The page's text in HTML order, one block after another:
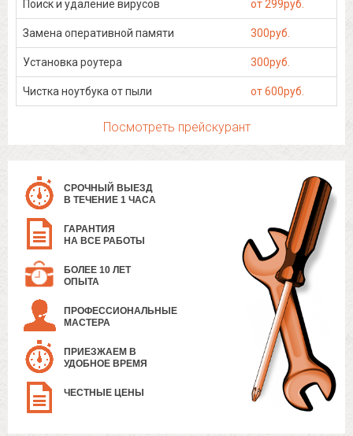
Поиск и удаление вирусов от 299руб.
Замена оперативной памяти 300руб.
Установка роутера 300руб.
Чистка ноутбука от пыли от 600руб.
Посмотреть прейскурант
СРОЧНЫЙ ВЫЕЗД
В ТЕЧЕНИЕ 1 ЧАСА
ГАРАНТИЯ
НА ВСЕ РАБОТЫ
БОЛЕЕ 10 ЛЕТ
ОПЫТА
ПРОФЕССИОНАЛЬНЫЕ
МАСТЕРА
ПРИЕЗЖАЕМ В
УДОБНОЕ ВРЕМЯ
ЧЕСТНЫЕ ЦЕНЫ